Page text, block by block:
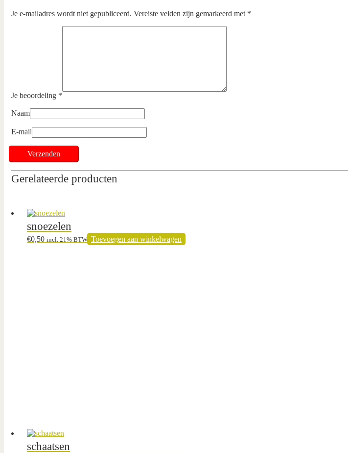
Je e-mailadres wordt niet gepubliceerd. Vereiste velden zijn gemarkeerd met *
Je beoordeling *
Naam
E-mail
Gerelateerde producten
snoezelen
€0,50 incl. 21% BTW Toevoegen aan winkelwagen
schaatsen